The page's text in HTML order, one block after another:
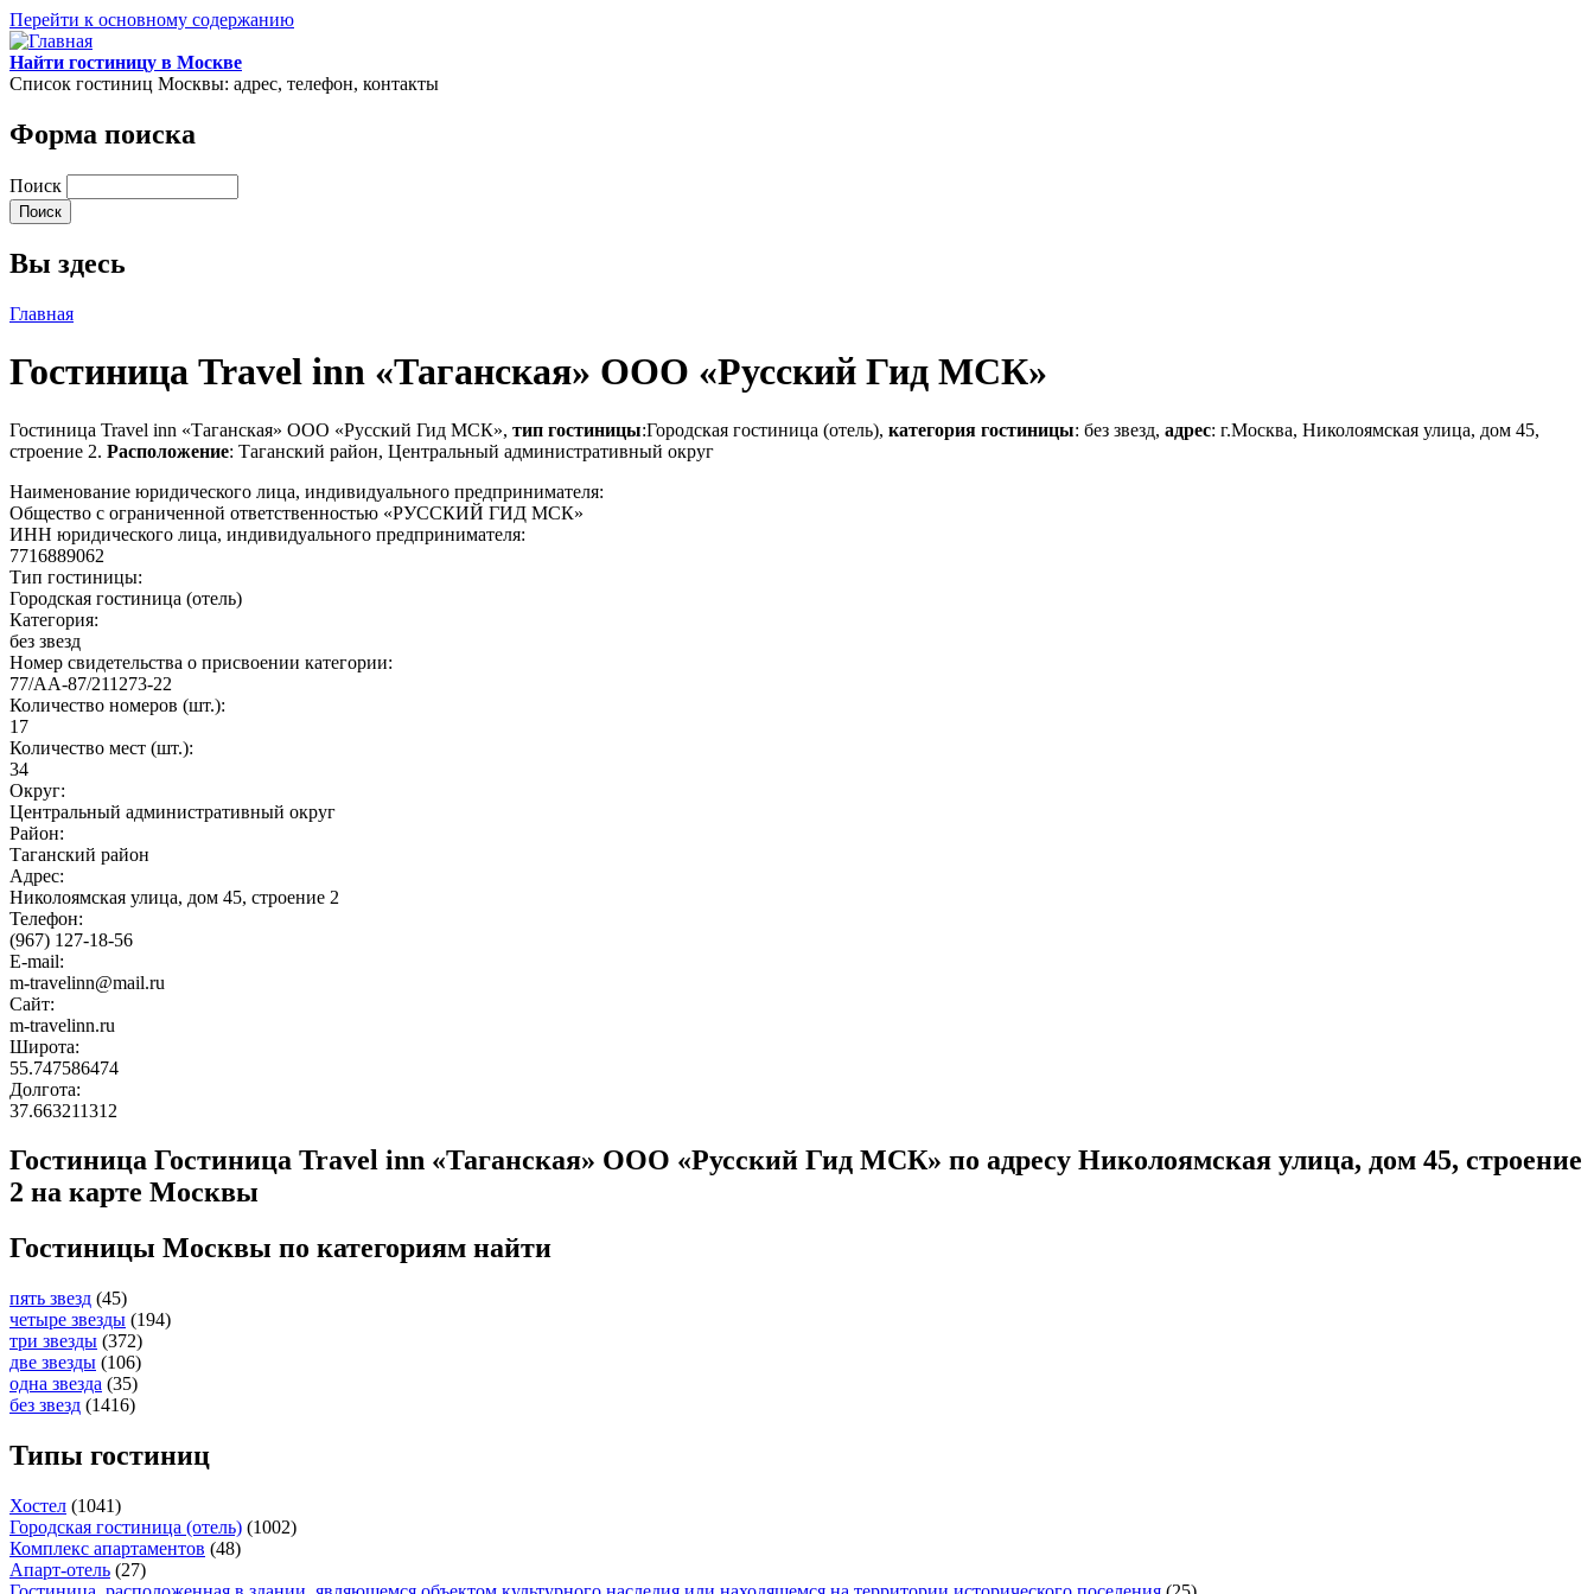
Перейти к основному содержанию
Найти гостиницу в Москве
Список гостиниц Москвы: адрес, телефон, контакты
Форма поиска
Поиск
Вы здесь
Главная
Гостиница Travel inn «Таганская» ООО «Русский Гид МСК»
Гостиница Travel inn «Таганская» ООО «Русский Гид МСК», тип гостиницы:Городская гостиница (отель), категория гостиницы: без звезд, адрес: г.Москва, Николоямская улица, дом 45,
строение 2. Расположение: Таганский район, Центральный административный округ
Наименование юридического лица, индивидуального предпринимателя:
Общество с ограниченной ответственностью «РУССКИЙ ГИД МСК»
ИНН юридического лица, индивидуального предпринимателя:
7716889062
Тип гостиницы:
Городская гостиница (отель)
Категория:
без звезд
Номер свидетельства о присвоении категории:
77/АА-87/211273-22
Количество номеров (шт.):
17
Количество мест (шт.):
34
Округ:
Центральный административный округ
Район:
Таганский район
Адрес:
Николоямская улица, дом 45, строение 2
Телефон:
(967) 127-18-56
E-mail:
m-travelinn@mail.ru
Сайт:
m-travelinn.ru
Широта:
55.747586474
Долгота:
37.663211312
Гостиница Гостиница Travel inn «Таганская» ООО «Русский Гид МСК» по адресу Николоямская улица, дом 45, строение
2 на карте Москвы
Гостиницы Москвы по категориям найти
пять звезд (45)
четыре звезды (194)
три звезды (372)
две звезды (106)
одна звезда (35)
без звезд (1416)
Типы гостиниц
Хостел (1041)
Городская гостиница (отель) (1002)
Комплекс апартаментов (48)
Апарт-отель (27)